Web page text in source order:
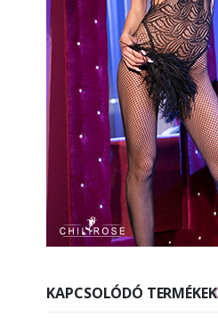
KAPCSOLÓDÓ TERMÉKEK